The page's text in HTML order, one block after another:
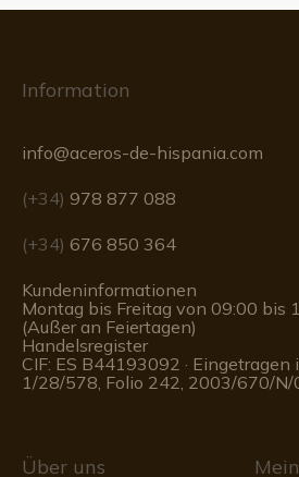
Information
info@aceros-de-hispania.com
(+34) 978 877 088
(+34) 676 850 364
Kundeninformationen
Montag bis Freitag von 09:00 bis
(Außer an Feiertagen)
Handelsregister
CIF: ES B44193092 ·
1/28/578, Folio 242, 2003/670/
Über uns